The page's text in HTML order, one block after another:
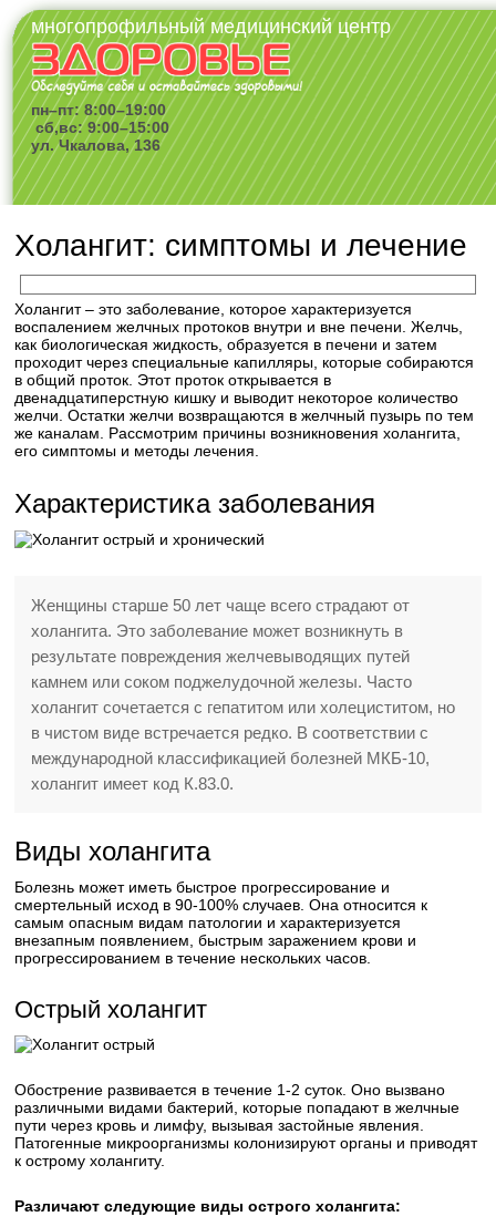
многопрофильный медицинский центр
пн–пт: 8:00–19:00
сб,вс: 9:00–15:00
ул. Чкалова, 136
Холангит: симптомы и лечение
Холангит – это заболевание, которое характеризуется
воспалением желчных протоков внутри и вне печени. Желчь,
как биологическая жидкость, образуется в печени и затем
проходит через специальные капилляры, которые собираются
в общий проток. Этот проток открывается в
двенадцатиперстную кишку и выводит некоторое количество
желчи. Остатки желчи возвращаются в желчный пузырь по тем
же каналам. Рассмотрим причины возникновения холангита,
его симптомы и методы лечения.
Характеристика заболевания
Женщины старше 50 лет чаще всего страдают от
холангита. Это заболевание может возникнуть в
результате повреждения желчевыводящих путей
камнем или соком поджелудочной железы. Часто
холангит сочетается с гепатитом или холециститом, но
в чистом виде встречается редко. В соответствии с
международной классификацией болезней МКБ-10,
холангит имеет код К.83.0.
Виды холангита
Болезнь может иметь быстрое прогрессирование и
смертельный исход в 90-100% случаев. Она относится к
самым опасным видам патологии и характеризуется
внезапным появлением, быстрым заражением крови и
прогрессированием в течение нескольких часов.
Острый холангит
Обострение развивается в течение 1-2 суток. Оно вызвано
различными видами бактерий, которые попадают в желчные
пути через кровь и лимфу, вызывая застойные явления.
Патогенные микроорганизмы колонизируют органы и приводят
к острому холангиту.
Различают следующие виды острого холангита: